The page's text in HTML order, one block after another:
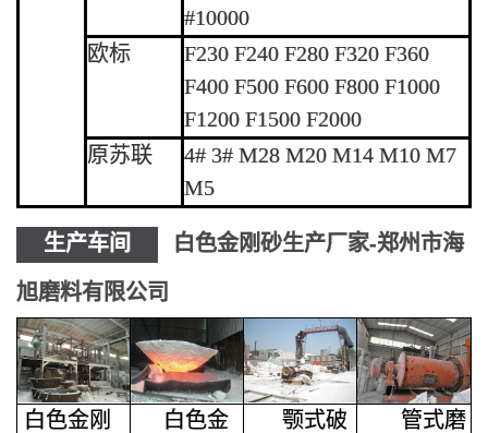
#10000
欧标
F230 F240 F280 F320 F360
F400 F500 F600 F800 F1000
F1200 F1500 F2000
原苏联
4# 3# M28 M20 M14 M10 M7
M5
生产车间 白色金刚砂生产厂家-郑州市海
旭磨料有限公司
白色金刚
白色金
颚式破
管式磨